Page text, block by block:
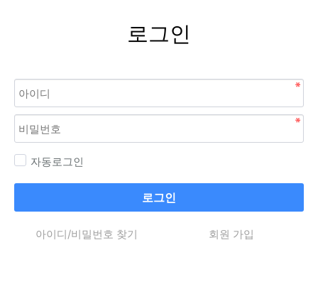
로그인
자동로그인
로그인
아이디/비밀번호 찾기 회원 가입